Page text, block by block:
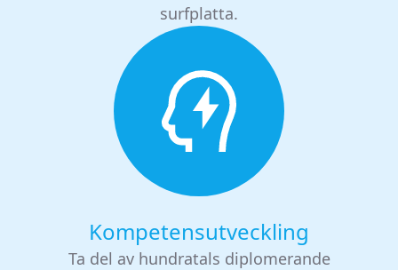
surfplatta.
Kompetensutveckling
Ta del av hundratals diplomerande